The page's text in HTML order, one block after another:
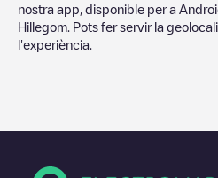
nostra app, disponible per a
Hillegom . Pots fer servir la
l'experiència.